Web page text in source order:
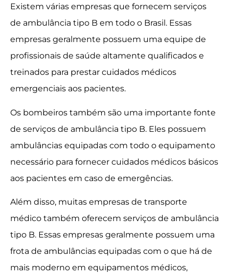
Existem várias empresas que fornecem serviços
de ambulância tipo B em todo o Brasil. Essas
empresas geralmente possuem uma equipe de
profissionais de saúde altamente qualificados e
treinados para prestar cuidados médicos
emergenciais aos pacientes.
Os bombeiros também são uma importante fonte
de serviços de ambulância tipo B. Eles possuem
ambulâncias equipadas com todo o equipamento
necessário para fornecer cuidados médicos básicos
aos pacientes em caso de emergências.
Além disso, muitas empresas de transporte
médico também oferecem serviços de ambulância
tipo B. Essas empresas geralmente possuem uma
frota de ambulâncias equipadas com o que há de
mais moderno em equipamentos médicos,